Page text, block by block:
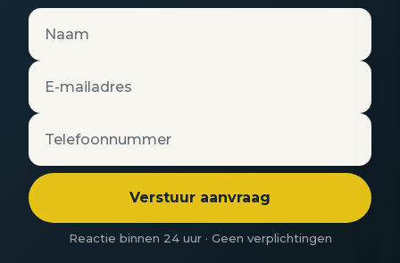
Naam
E-mailadres
Telefoonnummer
Verstuur aanvraag
Reactie binnen 24 uur · Geen verplichtingen